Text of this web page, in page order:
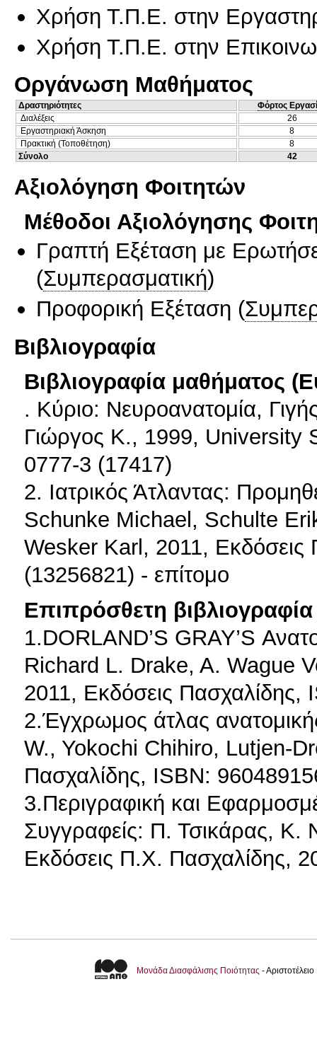
Χρήση Τ.Π.Ε. στην
Χρήση Τ.Π.Ε. στην
Οργάνωση Μαθήματος
Δραστηριότητες
Φόρτος
Διαλέξεις
26
Εργαστηριακή Άσκηση
8
Πρακτική (Τοποθέτηση)
8
Σύνολο
42
Αξιολόγηση Φοιτητών
Μέθοδοι Αξιολόγησης
Γραπτή Εξέταση με
(Συμπερασματική)
Προφορική Εξέταση (
Βιβλιογραφία
Βιβλιογραφία μαθήματος
. Κύριο: Νευροανατομία,
Γιώργος Κ., 1999, University
0777-3 (17417)
2. Ιατρικός Άτλαντας:
Schunke Michael, Schulte
Wesker Karl, 2011,
(13256821) - επίτομο
Επιπρόσθετη βιβλιογραφία
1.DORLAND’S GRAY’S
Richard L. Drake, A. Wague
2011, Εκδόσεις
2.Έγχρωμος άτλας
W., Yokochi Chihiro, Lutjen-
Πασχαλίδης, ISBN:
3.Περιγραφική και
Συγγραφείς: Π. Τσικάρας, Κ.
Εκδόσεις Π.Χ. Πασχαλίδης,
Μονάδα Διασφάλισης Ποιότητας -